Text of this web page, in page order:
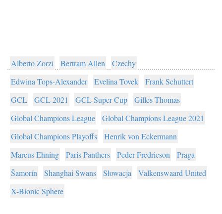
Alberto Zorzi Bertram Allen
Czechy
Edwina Tops-Alexander
Evelina Tovek
Frank Schuttert
GCL
GCL 2021 GCL Super Cup
Gilles Thomas
Global Champions League
Global Champions League 2021
Global Champions Playoffs
Henrik von Eckermann
Marcus Ehning
Paris Panthers Peder Fredricson
Praga
Šamorín
Shanghai Swans Słowacja
Valkenswaard United
X-Bionic Sphere